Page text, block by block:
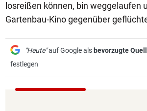
losreißen können, bin weggelaufen
Gartenbau-Kino gegenüber
"Heute"auf Google als bevorzugte
festlegen